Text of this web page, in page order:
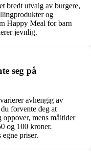
bredt utvalg av burgere,
og
Happy Meal for barn
jevnlig.
seg på
avhengig av
forvente deg at
oppover, mens måltider
og 100 kroner.
priser.